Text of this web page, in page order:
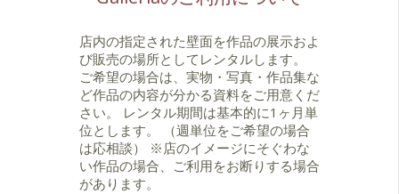
店内の指定された壁面を作品の展示およ
び販売の場所としてレンタルします。
ご希望の場合は、実物・写真・作品集な
ど作品の内容が分かる資料をご用意くだ
さい。 レンタル期間は基本的に1ヶ月単
位とします。 （週単位をご希望の場合
は応相談） ※店のイメージにそぐわな
い作品の場合、ご利用をお断りする場合
があります。